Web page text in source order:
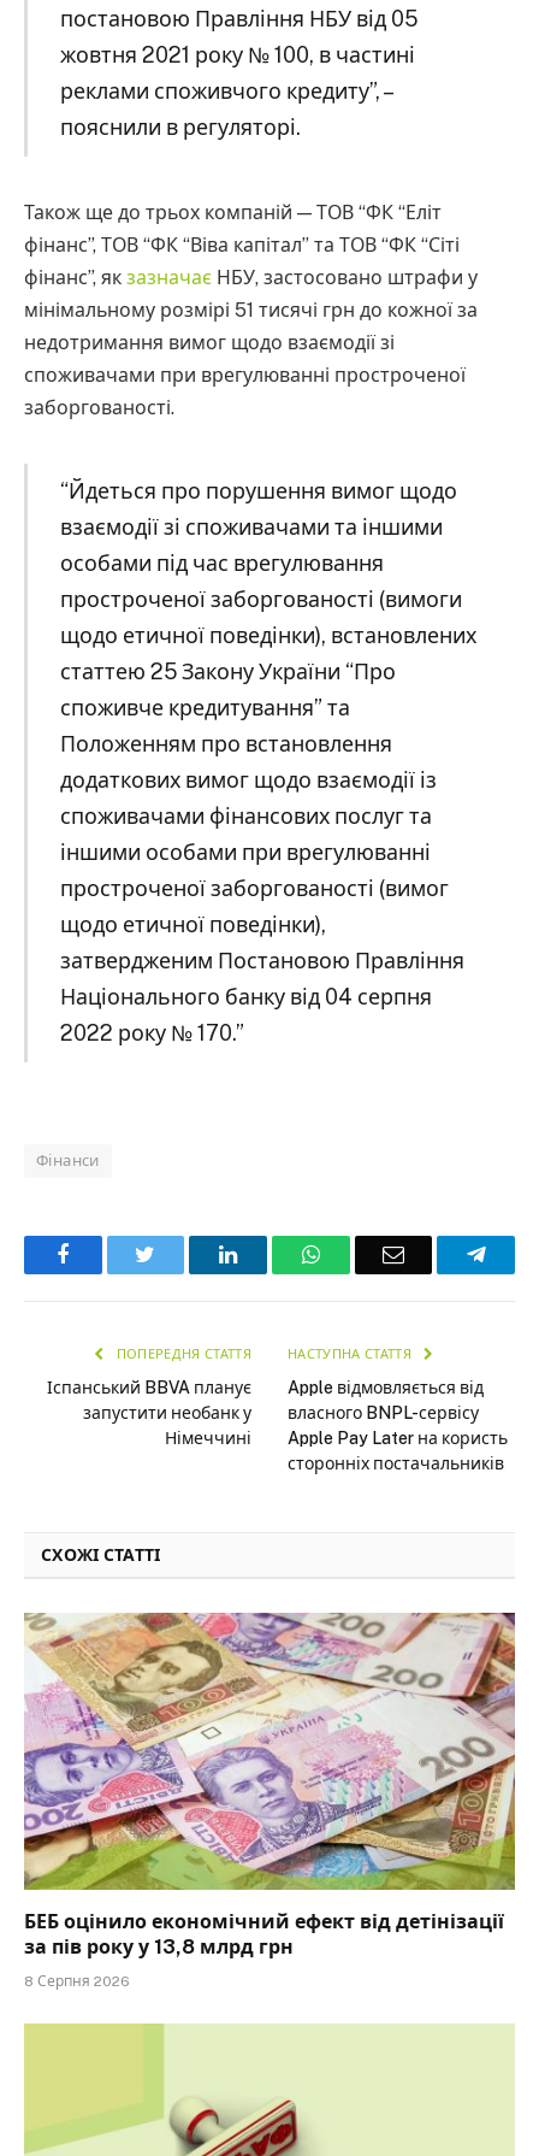
постановою Правління НБУ від 05
жовтня 2021 року № 100, в частині
реклами споживчого кредиту”, –
пояснили в регуляторі.
Також ще до трьох компаній — ТОВ “ФК “Еліт
фінанс”, ТОВ “ФК “Віва капітал” та ТОВ “ФК “Сіті
фінанс”, як зазначає НБУ, застосовано штрафи у
мінімальному розмірі 51 тисячі грн до кожної за
недотримання вимог щодо взаємодії зі
споживачами при врегулюванні простроченої
заборгованості.
“Йдеться про порушення вимог щодо
взаємодії зі споживачами та іншими
особами під час врегулювання
простроченої заборгованості (вимоги
щодо етичної поведінки), встановлених
статтею 25 Закону України “Про
споживче кредитування” та
Положенням про встановлення
додаткових вимог щодо взаємодії із
споживачами фінансових послуг та
іншими особами при врегулюванні
простроченої заборгованості (вимог
щодо етичної поведінки),
затвердженим Постановою Правління
Національного банку від 04 серпня
2022 року № 170.”
Фінанси
Facebook LinkedInWhatsAppEmail
ПОПЕРЕДНЯ СТАТТЯ
Іспанський BBVA планує
запустити необанк у
Німеччині
НАСТУПНА СТАТТЯ
Apple відмовляється від
власного BNPL-сервісу
Apple Pay Later на користь
сторонніх постачальників
СХОЖІ СТАТТІ
БЕБ оцінило економічний ефект від детінізації
за пів року у 13,8 млрд грн
8 Серпня 2026